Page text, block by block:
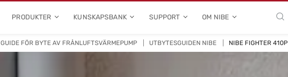
PRODUKTER KUNSKAPSBANK SUPPORT OM NIBE
GUIDE FÖR BYTE AV FRÅNLUFTSVÄRMEPUMP UTBYTESGUIDEN NIBE NIBE FIGHTER 410P